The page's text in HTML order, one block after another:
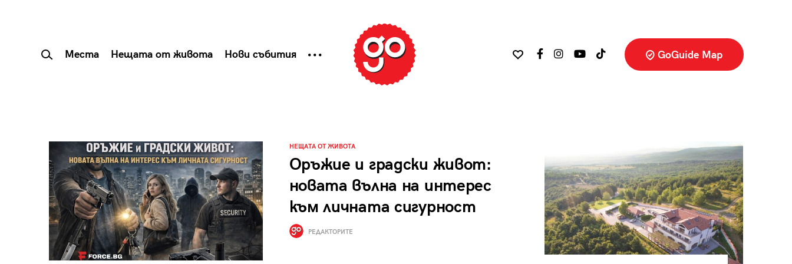
Места Нещата от живота Нови събития GoGuide Map
НЕЩАТА ОТ ЖИВОТА
Оръжие и градски живот:
новата вълна на интерес
към личната сигурност
РЕДАКТОРИТЕ